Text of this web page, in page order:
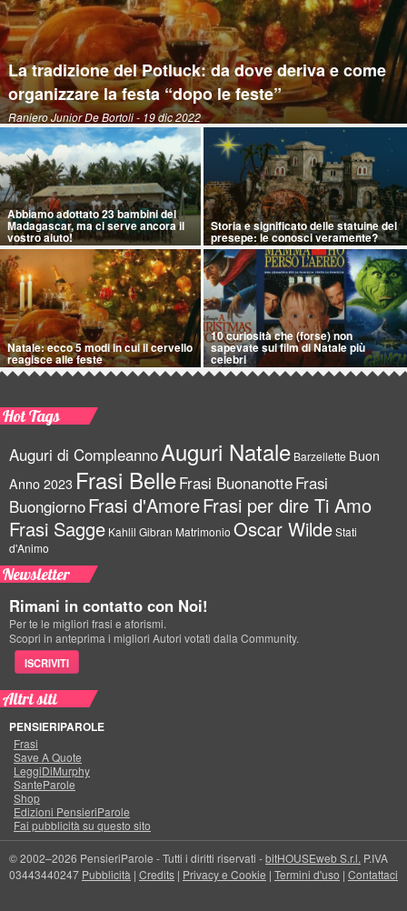
La tradizione del Potluck: da dove deriva e come
organizzare la festa “dopo le feste”
Raniero Junior De Bortoli- 19 dic 2022
Abbiamo adottato 23 bambini del
Madagascar, ma ci serve ancora il
vostro aiuto!
Storia e significato delle statuine del
presepe: le conosci veramente?
Natale: ecco 5 modi in cui il cervello
reagisce alle feste
10 curiosità che (forse) non
sapevate sui film di Natale più
celebri
Hot Tags
Auguri di CompleannoAuguri Natale Barzellette Buon
Anno 2023 Frasi BelleFrasi BuonanotteFrasi
BuongiornoFrasi d'AmoreFrasi per dire Ti Amo
Frasi Sagge Kahlil Gibran Matrimonio Oscar WildeStati
d'Animo
Newsletter
Rimani in contatto con Noi!
Per te le migliori frasi e aforismi.
Scopri in anteprima i migliori Autori votati dalla Community.
ISCRIVITI
Altri siti
PENSIERIPAROLE
Frasi
Save A Quote
LeggiDiMurphy
SanteParole
Shop
Edizioni PensieriParole
Fai pubblicità su questo sito
© 2002–2026 PensieriParole - Tutti i diritti riservati -bitHOUSEweb S.r.l. P.IVA
03443440247 Pubblicità | Credits | Privacy e Cookie | Termini d'uso | Contattaci